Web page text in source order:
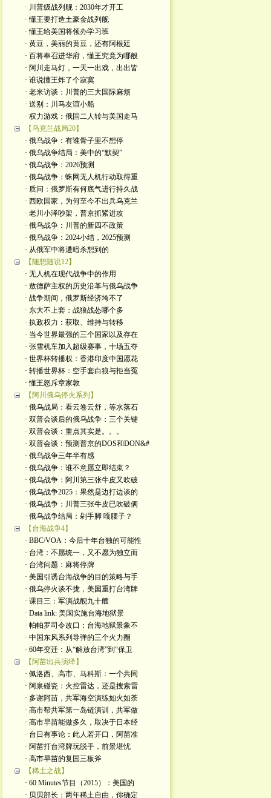
· 川普级战列舰：2030年才开工
· 懂王要打造土豪金战列舰
· 懂王给美国将领办学习班
· 黄豆，美丽的黄豆，还有阿根廷
· 百将奉召进华府，懂王究竟为哪般
· 阿川走马灯，一天一出戏，出出皆
· 谁说懂王炸了个寂寞
· 老米访谈：川普的三大国际麻烦
· 送别：川马友谊小船
· 权力游戏：俄国二人转与美国走马
【乌克兰战局20】
· 俄乌战争：有谁骨子里不想停
· 俄乌战争结局：美中的“默契”
· 俄乌战争：2026预测
· 俄乌战争：蛛网无人机行动取得重
· 质问：俄罗斯有何底气进行持久战
· 西欧国家，为何至今不出兵乌克兰
· 老川小泽吵架，普京抓紧进攻
· 俄乌战争：川普的新四不政策
· 俄乌战争：2024小结，2025预测
· 从俄军中将遭暗杀想到的
【随想随说12】
· 无人机在现代战争中的作用
· 敖德萨主权的历史沿革与俄乌战争
· 战争期间，俄罗斯经济垮不了
· 东大不上套：战狼战怂哪个多
· 执政权力：获取、维持与转移
· 当今世界最强的三个国家以及存在
· 张雪机车加入超级赛事，十场五夺
· 世界杯转播权：香港印度中国愿花
· 转播世界杯：空手套白狼与拒当冤
· 懂王怒斥章家敦
【阿川俄乌停火系列】
· 俄乌战局：看云卷云舒，等水落石
· 双普会谈后的俄乌战争：三个关键
· 双普会谈：重点其实是。。。
· 双普会谈：预测普京的DOS和DON&#
· 俄乌战争三年半有感
· 俄乌战争：谁不意愿立即结束？
· 俄乌战争：阿川第三张牛皮又吹破
· 俄乌战争2025：果然是边打边谈的
· 俄乌战争：川普三张牛皮已吹破俩
· 俄乌战争结局：剁手脚 嘎腰子？
【台海战争4】
· BBC/VOA：今后十年台独的可能性
· 台湾：不愿统一，又不愿为独立而
· 台湾问题：麻将停牌
· 美国引诱台海战争的目的策略与手
· 俄乌停火谈不拢，美国重打台湾牌
· 课目三：军演战舰九十艘
· Data link: 美国实施台海地狱景
· 帕帕罗司令改口：台海地狱景象不
· 中国东风系列导弹的三个火力圈
· 60年变迁：从“解放台湾”到“保卫
【阿苗出兵演绎】
· 佩洛西、高市、马科斯：一个共同
· 阿泉碰瓷：火控雷达，还是搜索雷
· 多谢阿苗，共军海空演练如火如荼
· 高市帮共军第一岛链演训，共军做
· 高市早苗能做多久，取决于日本经
· 台日有事论：此人若开口，阿苗准
· 阿苗打台湾牌玩脱手，前景堪忧
· 高市早苗的复国三板斧
【稀土之战】
· 60 Minutes节目（2015）：美国的
· 贝贝部长：两年稀土自由，你确定